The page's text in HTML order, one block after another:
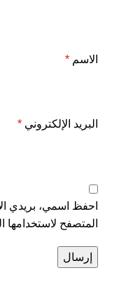
الاسم *
البريد الإلكتروني *
احفظ اسمي، بريدي
المتصفح لاستخدامها